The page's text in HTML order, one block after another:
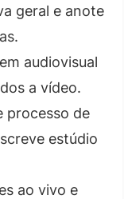
geral e anote
audiovisual
a vídeo.
processo de
estúdio
ao vivo e